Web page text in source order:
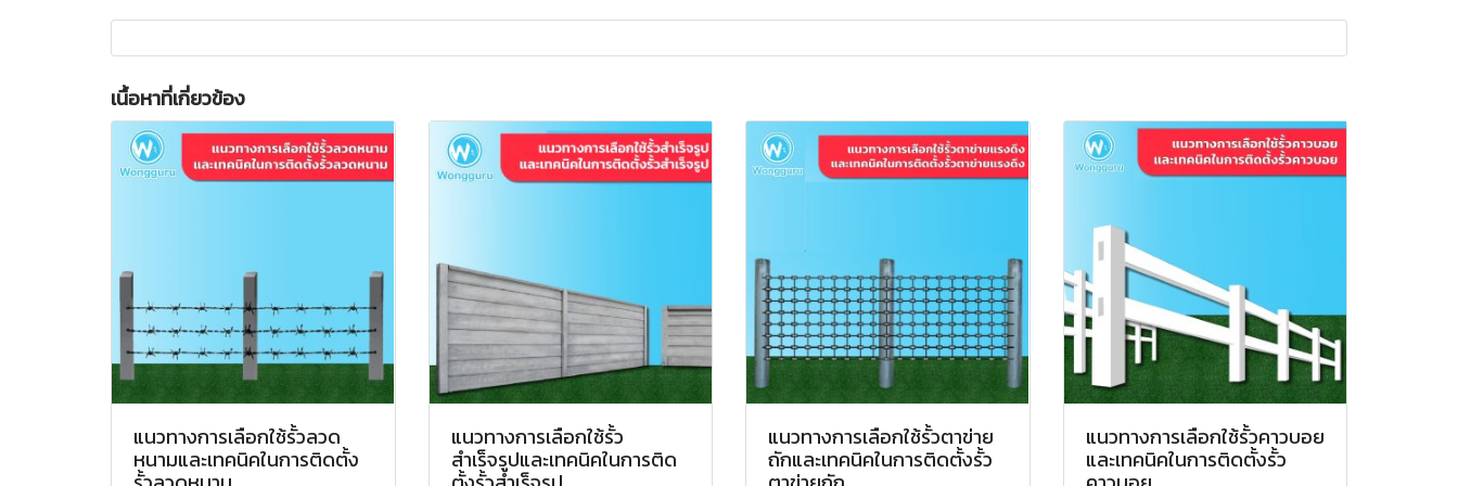
เนื้อหาที่เกี่ยวข้อง
แนวทางการเลือกใช้รั้วลวด
หนามและเทคนิคในการติดตั้ง
แนวทางการเลือกใช้รั้ว
สำเร็จรูปและเทคนิคในการติด
แนวทางการเลือกใช้รั้วตาข่าย
ถักและเทคนิคในการติดตั้งรั้ว
แนวทางการเลือกใช้รั้วคาวบอย
และเทคนิคในการติดตั้งรั้ว